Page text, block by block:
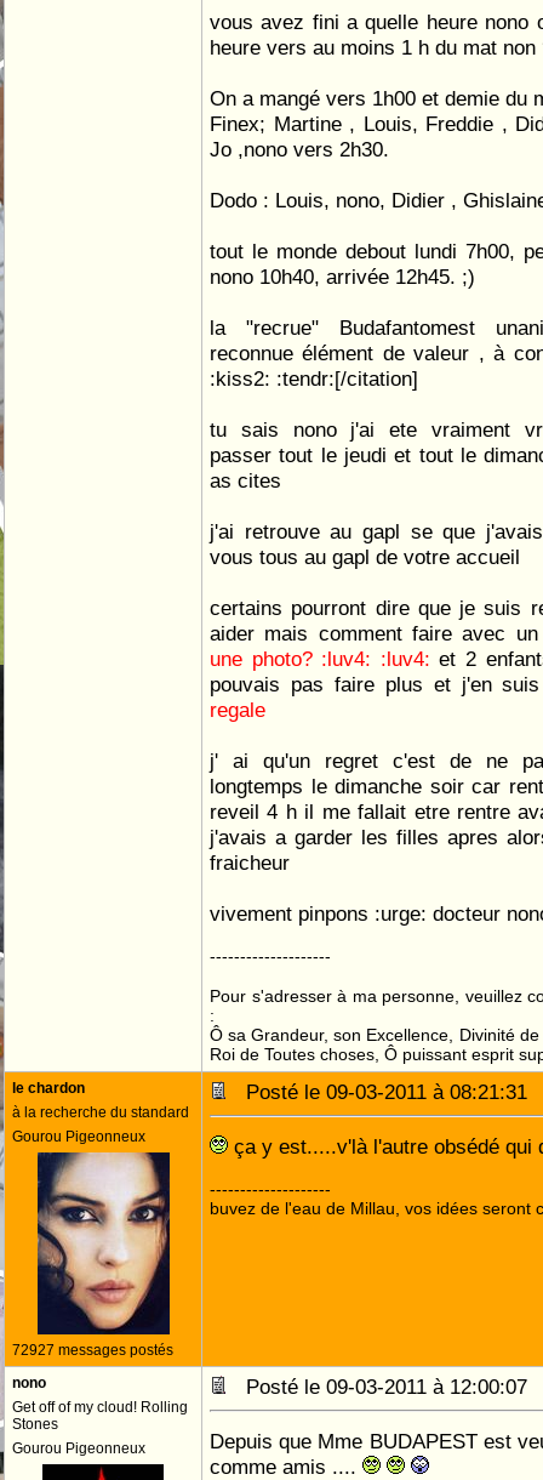
vous avez fini a quelle heure nono
heure vers au moins 1 h du mat
On a mangé vers 1h00 et demie du
Finex; Martine , Louis, Freddie ,
Jo ,nono vers 2h30.
Dodo : Louis, nono, Didier ,
tout le monde debout lundi 7h00,
nono 10h40, arrivée 12h45. ;)
la "recrue" Budafantomest
reconnue élément de valeur , à
:kiss2: :tendr:[/citation]
tu sais nono j'ai ete vraiment
passer tout le jeudi et tout le
as cites
j'ai retrouve au gapl se que
vous tous au gapl de votre accueil
certains pourront dire que je suis
aider mais comment faire avec
une photo? :luv4: :luv4:et 2
pouvais pas faire plus et j'en
regale
j' ai qu'un regret c'est de ne
longtemps le dimanche soir car
reveil 4 h il me fallait etre rentre
j'avais a garder les filles apres
fraicheur
vivement pinpons :urge: docteur
--------------------
Pour s'adresser à ma personne, veuillez
:
Ô sa Grandeur, son Excellence, Divinité
Roi de Toutes choses, Ô puissant esprit
le chardon
à la recherche du standard
Gourou Pigeonneux
72927 messages postés
Posté le 09-03-2011 à
ça y est.....v'là l'autre obsédé qui
--------------------
buvez de l'eau de Millau, vos idées seront
nono
Get off of my cloud! Rolling
Stones
Gourou Pigeonneux
Posté le 09-03-2011 à
Depuis que Mme BUDAPEST est
comme amis ....